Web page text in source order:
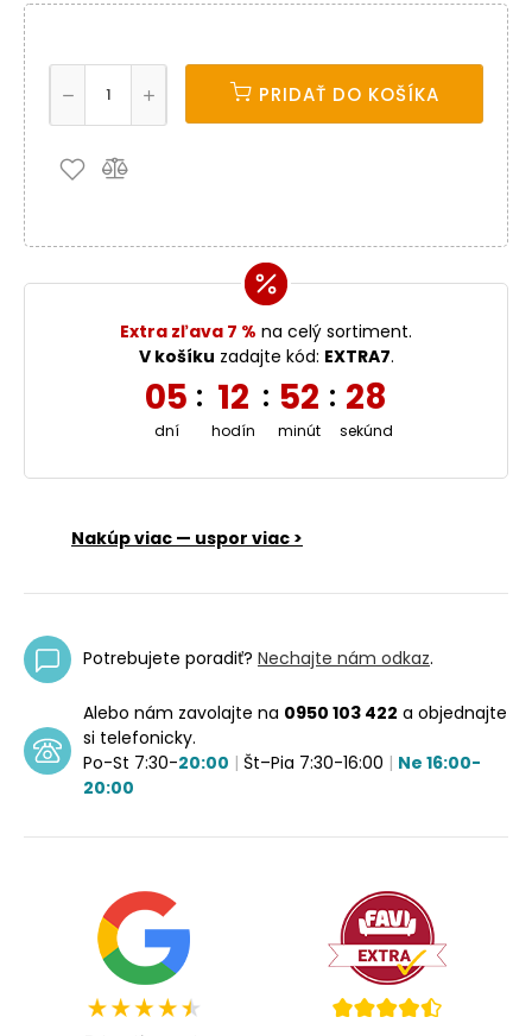
PRIDAŤ DO KOŠÍKA
Extra zľava 7 % na celý sortiment.
V košíku zadajte kód: EXTRA7.
05
dní
: 12
hodín
: 52
minút
: 28
sekúnd
Nakúp viac — uspor viac >
Potrebujete poradiť? Nechajte nám odkaz.
Alebo nám zavolajte na 0950 103 422 a objednajte
si telefonicky.
Po-St 7:30-20:00 | Št–Pia 7:30-16:00 | Ne 16:00-
20:00